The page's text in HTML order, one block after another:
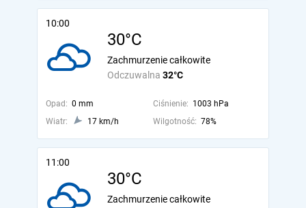
10:00
30°C
Odczuwalna 32°C
Zachmurzenie całkowite
Opad: 0 mm Ciśnienie: 1003 hPa
Wiatr:
17 km/h Wilgotność: 78%
11:00
30°C
Zachmurzenie całkowite